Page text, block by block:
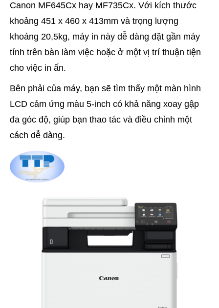
Canon MF645Cx hay MF735Cx. Với kích thước
khoảng 451 x 460 x 413mm và trọng lượng
khoảng 20,5kg, máy in này dễ dàng đặt gần máy
tính trên bàn làm việc hoặc ở một vị trí thuận tiện
cho việc in ấn.
Bên phải của máy, bạn sẽ tìm thấy một màn hình
LCD cảm ứng màu 5-inch có khả năng xoay gập
đa góc độ, giúp bạn thao tác và điều chỉnh một
cách dễ dàng.